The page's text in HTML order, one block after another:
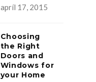
apríl 17, 2015
Choosing
the Right
Doors and
Windows for
your Home